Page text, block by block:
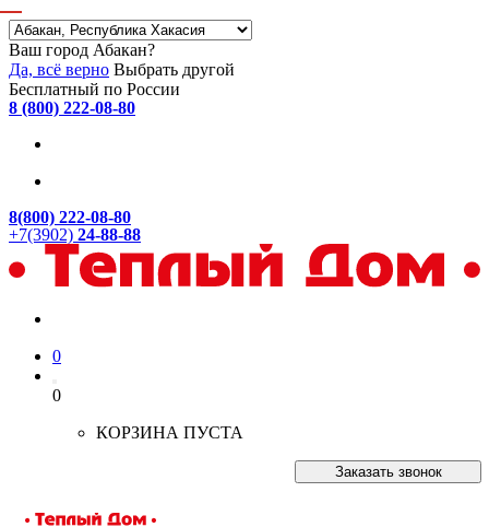
Ваш город Абакан?
Да, всё верно Выбрать другой
Бесплатный по России
8 (800) 222-08-80
8(800) 222-08-80
+7(3902) 24-88-88
0
0
КОРЗИНА ПУСТА
Заказать звонок